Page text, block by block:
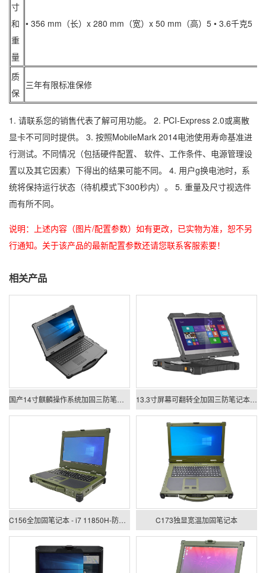
寸
和
重
量
• 356 mm（长）x 280 mm（宽）x 50 mm（高）5 • 3.6千克5
质
保
三年有限标准保修
1. 请联系您的销售代表了解可用功能。 2. PCI-Express 2.0或离散
显卡不可同时提供。 3. 按照MobileMark 2014电池使用寿命基准进
行测试。不同情况（包括硬件配置、 软件、工作条件、电源管理设
置以及其它因素）下得出的结果可能不同。 4. 用户g换电池时，系
统将保持运行状态（待机模式下300秒内）。 5. 重量及尺寸视选件
而有所不同。
说明：上述内容（图片/配置参数）如有更改，已实物为准，恕不另
行通知。关于该产品的最新配置参数还请您联系客服索要！
相关产品
国产14寸麒麟操作系统加固三防笔记本电脑 13.3寸屏幕可翻转全加固三防笔记本电脑
C156全加固笔记本 - i7 11850H-防护等级IP65-军绿色 C173独显宽温加固笔记本